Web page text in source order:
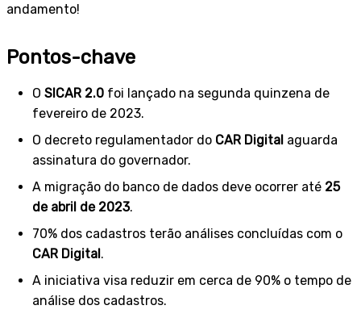
andamento!
Pontos-chave
O SICAR 2.0 foi lançado na segunda quinzena de
fevereiro de 2023.
O decreto regulamentador do CAR Digital aguarda
assinatura do governador.
A migração do banco de dados deve ocorrer até 25
de abril de 2023.
70% dos cadastros terão análises concluídas com o
CAR Digital.
A iniciativa visa reduzir em cerca de 90% o tempo de
análise dos cadastros.